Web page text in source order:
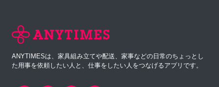
ANYTIMESは、家具組み立てや配送、家事などの日常のちょっとし
た用事を依頼したい人と、仕事をしたい人をつなげるアプリです。